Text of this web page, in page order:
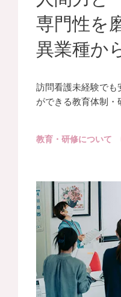
専門性を
異業種か
訪問看護未経験でも
ができる教育体制・
教育・研修について